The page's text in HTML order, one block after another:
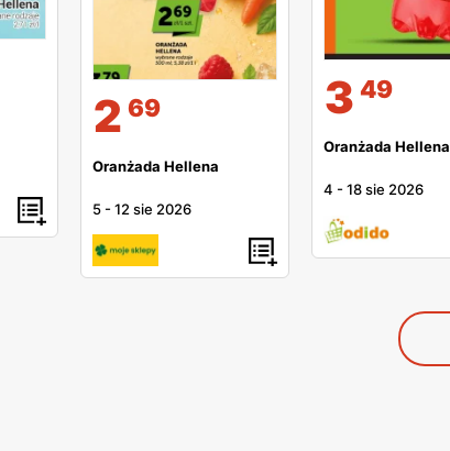
2 69
Oranżada Hellena
5 -12 sie 2026
3 49
Oranżada Hellena
4 -18 sie 2026